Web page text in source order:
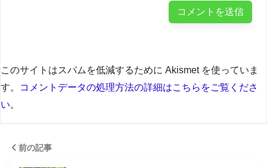
このサイトはスパムを低減するために Akismet を使っていま
す。
コメントデータの処理方法の詳細はこちらをご覧くださ
い。
前の記事